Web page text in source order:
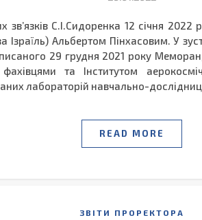
С.І.Сидоренка 12 січня 2022
Ізраїль) Альбертом Пінхасовим. У
29 грудня 2021 року
та Інститутом
лабораторій навчально-
READ MORE
ЗВІТИ ПРОРЕКТОРА